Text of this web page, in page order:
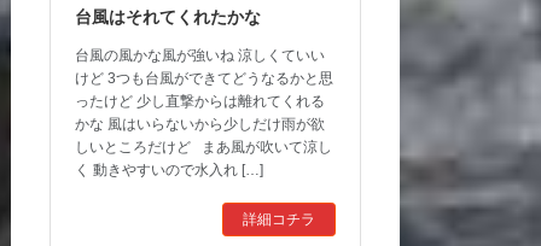
台風はそれてくれたかな
台風の風かな風が強いね 涼しくていい
けど 3つも台風ができてどうなるかと思
ったけど 少し直撃からは離れてくれる
かな 風はいらないから少しだけ雨が欲
しいところだけど まあ風が吹いて涼し
く 動きやすいので水入れ […]
詳細コチラ